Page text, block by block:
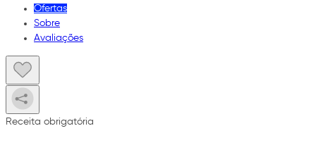
Ofertas
Sobre
Avaliações
Receita obrigatória